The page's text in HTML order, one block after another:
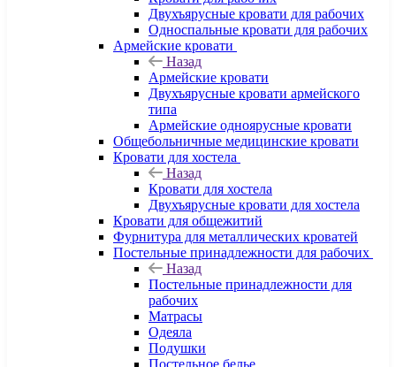
Двухъярусные кровати для рабочих
Односпальные кровати для рабочих
Армейские кровати
Назад
Армейские кровати
Двухъярусные кровати армейского
типа
Армейские одноярусные кровати
Общебольничные медицинские кровати
Кровати для хостела
Назад
Кровати для хостела
Двухъярусные кровати для хостела
Кровати для общежитий
Фурнитура для металлических кроватей
Постельные принадлежности для рабочих
Назад
Постельные принадлежности для
рабочих
Матрасы
Одеяла
Подушки
Постельное белье